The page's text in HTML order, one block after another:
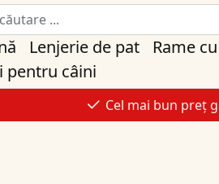
Lenjerie de pat
Rame
pentru câini
Cel mai bun preț